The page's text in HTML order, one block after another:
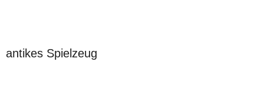
antikes Spielzeug